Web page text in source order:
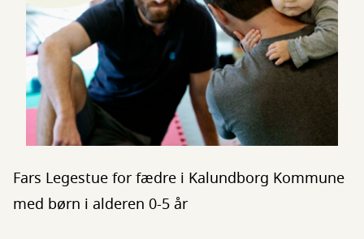
Fars Legestue for fædre i Kalundborg Kommune
med børn i alderen 0-5 år